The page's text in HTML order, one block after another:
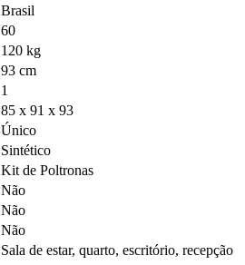
Brasil
60
120 kg
93 cm
1
85 x 91 x 93
Único
Sintético
Kit de Poltronas
Não
Não
Não
Sala de estar, quarto, escritório, recepção